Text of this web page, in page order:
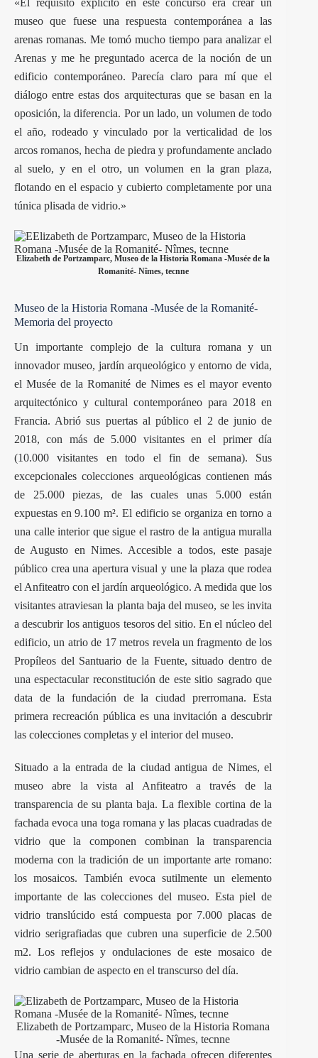
museo que fuese una respuesta contemporánea a las
arenas romanas. Me tomó mucho tiempo para analizar el
Arenas y me he preguntado acerca de la noción de un
edificio contemporáneo. Parecía claro para mí que el
diálogo entre estas dos arquitecturas que se basan en la
oposición, la diferencia. Por un lado, un volumen de todo
el año, rodeado y vinculado por la verticalidad de los
arcos romanos, hecha de piedra y profundamente anclado
al suelo, y en el otro, un volumen en la gran plaza,
flotando en el espacio y cubierto completamente por una
túnica plisada de vidrio.»
Elizabeth de Portzamparc, Museo de la Historia Romana -Musée de la
Romanité- Nîmes, tecnne
Museo de la Historia Romana -Musée de la Romanité-
Memoria del proyecto
Un importante complejo de la cultura romana y un
innovador museo, jardín arqueológico y entorno de vida,
el Musée de la Romanité de Nimes es el mayor evento
arquitectónico y cultural contemporáneo para 2018 en
Francia. Abrió sus puertas al público el 2 de junio de
2018, con más de 5.000 visitantes en el primer día
(10.000 visitantes en todo el fin de semana). Sus
excepcionales colecciones arqueológicas contienen más
de 25.000 piezas, de las cuales unas 5.000 están
expuestas en 9.100 m². El edificio se organiza en torno a
una calle interior que sigue el rastro de la antigua muralla
de Augusto en Nimes. Accesible a todos, este pasaje
público crea una apertura visual y une la plaza que rodea
el Anfiteatro con el jardín arqueológico. A medida que los
visitantes atraviesan la planta baja del museo, se les invita
a descubrir los antiguos tesoros del sitio. En el núcleo del
edificio, un atrio de 17 metros revela un fragmento de los
Propíleos del Santuario de la Fuente, situado dentro de
una espectacular reconstitución de este sitio sagrado que
data de la fundación de la ciudad prerromana. Esta
primera recreación pública es una invitación a descubrir
las colecciones completas y el interior del museo.
Situado a la entrada de la ciudad antigua de Nimes, el
museo abre la vista al Anfiteatro a través de la
transparencia de su planta baja. La flexible cortina de la
fachada evoca una toga romana y las placas cuadradas de
vidrio que la componen combinan la transparencia
moderna con la tradición de un importante arte romano:
los mosaicos. También evoca sutilmente un elemento
importante de las colecciones del museo. Esta piel de
vidrio translúcido está compuesta por 7.000 placas de
vidrio serigrafiadas que cubren una superficie de 2.500
m2. Los reflejos y ondulaciones de este mosaico de
vidrio cambian de aspecto en el transcurso del día.
Elizabeth de Portzamparc, Museo de la Historia Romana
-Musée de la Romanité- Nîmes, tecnne
Una serie de aberturas en la fachada ofrecen diferentes